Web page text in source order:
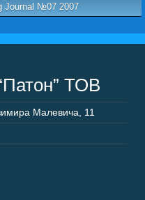
Journal №07 2007
ТОВ
Малевича, 11